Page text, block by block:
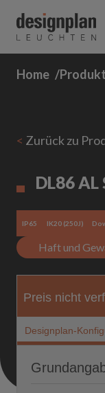
Home
< Zurück zu
DL86 AL
IP65 IK20 (250J)
Haft und